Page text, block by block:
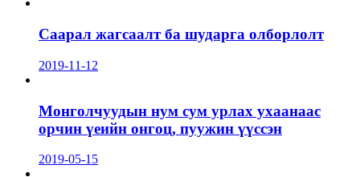
Саарал жагсаалт ба шударга олборлолт
2019-11-12
Монголчуудын нум сум урлах ухаанаас
орчин үеийн онгоц, пуужин үүссэн
2019-05-15